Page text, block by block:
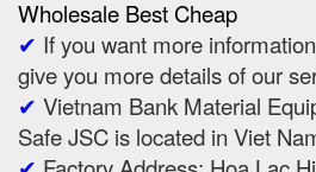
Wholesale Best Cheap
✔ If you want more
give you more details of our
✔ Vietnam Bank Material
Safe JSC is located in Viet